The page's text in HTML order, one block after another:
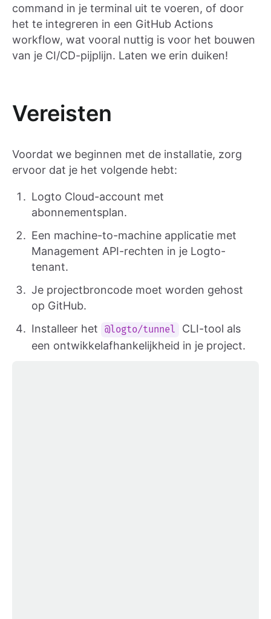
command in je terminal uit te voeren, of door
het te integreren in een GitHub Actions
workflow, wat vooral nuttig is voor het bouwen
van je CI/CD-pijplijn. Laten we erin duiken!
Vereisten
Voordat we beginnen met de installatie, zorg
ervoor dat je het volgende hebt:
Logto Cloud-account met
abonnementsplan.
Een machine-to-machine applicatie met
Management API-rechten in je Logto-
tenant.
Je projectbroncode moet worden gehost
op GitHub.
Installeer het
@logto/tunnel
CLI-tool als
een ontwikkelafhankelijkheid in je project.